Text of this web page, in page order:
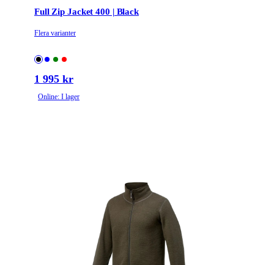
Full Zip Jacket 400 | Black
Flera varianter
1 995 kr
Online: I lager